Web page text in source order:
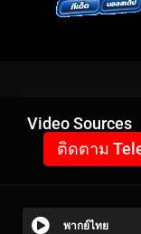
Video Sources
ติดตาม
พากย์ไทย